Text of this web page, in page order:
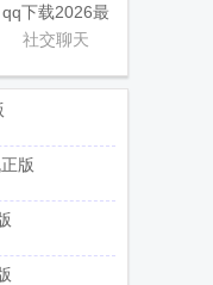
qq下载2026最
新版
社交聊天
版